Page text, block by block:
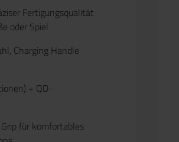
Fertigungsqualität
oder Spiel
Charging Handle
+ QD-
für komfortables